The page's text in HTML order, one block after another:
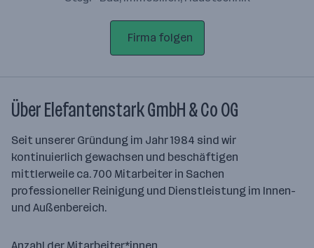
Firma folgen
Über Elefantenstark GmbH & Co OG
Seit unserer Gründung im Jahr 1984 sind wir
kontinuierlich gewachsen und beschäftigen
mittlerweile ca. 700 Mitarbeiter in Sachen
professioneller Reinigung und Dienstleistung im Innen-
und Außenbereich.